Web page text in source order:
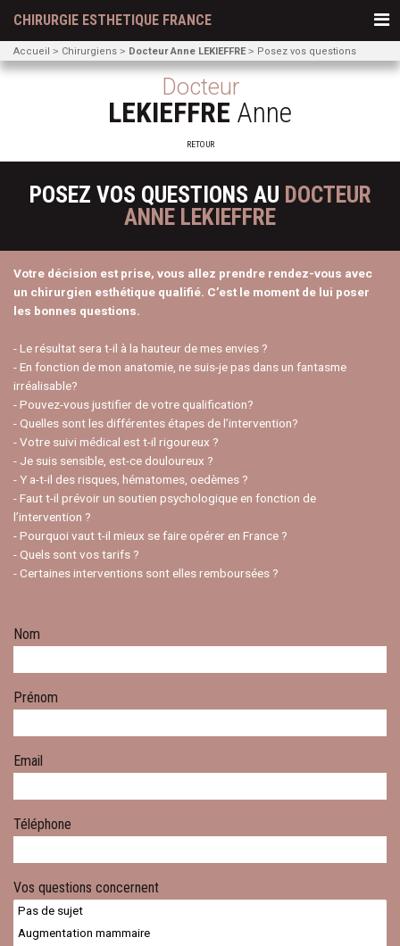
CHIRURGIE ESTHETIQUE FRANCE
Accueil Chirurgiens Docteur Anne LEKIEFFRE Posez vos questions
Docteur
LEKIEFFRE Anne
RETOUR
POSEZ VOS QUESTIONS AU DOCTEUR
ANNE LEKIEFFRE
Votre décision est prise, vous allez prendre rendez-vous avec
un chirurgien esthétique qualifié. C’est le moment de lui poser
les bonnes questions.
- Le résultat sera t-il à la hauteur de mes envies ?
- En fonction de mon anatomie, ne suis-je pas dans un fantasme
irréalisable?
- Pouvez-vous justifier de votre qualification?
- Quelles sont les différentes étapes de l’intervention?
- Votre suivi médical est t-il rigoureux ?
- Je suis sensible, est-ce douloureux ?
- Y a-t-il des risques, hématomes, oedèmes ?
- Faut t-il prévoir un soutien psychologique en fonction de
l’intervention ?
- Pourquoi vaut t-il mieux se faire opérer en France ?
- Quels sont vos tarifs ?
- Certaines interventions sont elles remboursées ?
Nom
Prénom
Email
Téléphone
Vos questions concernent